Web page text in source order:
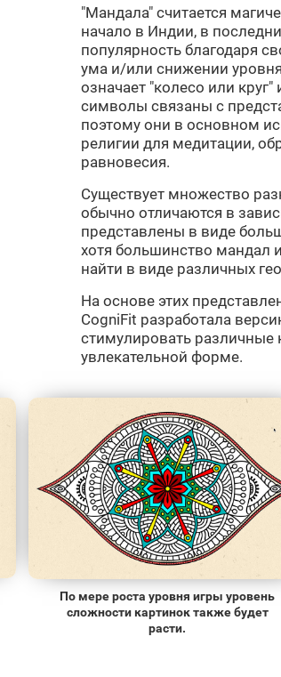
"Мандала" считается
начало в Индии, в
популярность благодаря
ума и/или снижении
означает "колесо или
символы связаны с
поэтому они в основном
религии для медитации,
равновесия.
Существует множество
обычно отличаются в
представлены в виде
хотя большинство
найти в виде различных
На основе этих
CogniFit разработала
стимулировать различные
увлекательной форме.
По мере роста уровня игры уровень
сложности картинок также будет
расти.